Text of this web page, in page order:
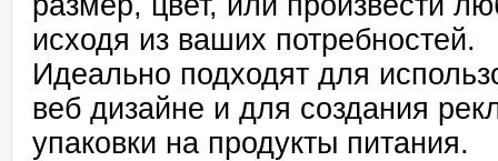
исходя из ваших потребностей.
Идеально подходят для
веб дизайне и для создания
упаковки на продукты питания.